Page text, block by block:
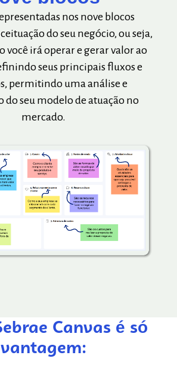
nos nove blocos
do seu negócio, ou seja,
você irá operar e gerar valor ao
seus principais fluxos e
permitindo uma análise e
do seu modelo de atuação no
mercado.
Canvas é só
vantagem: